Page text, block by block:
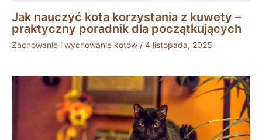
Jak nauczyć kota korzystania z kuwety –
praktyczny poradnik dla początkujących
Zachowanie i wychowanie kotów / 4 listopada, 2025